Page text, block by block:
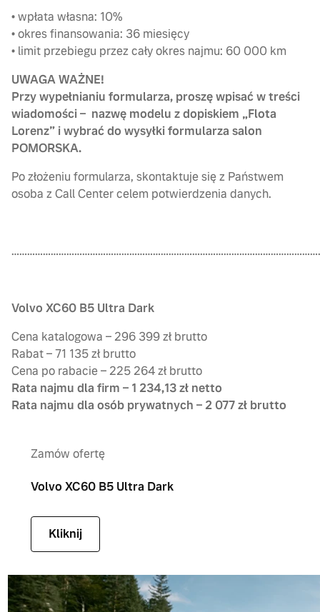
• wpłata własna: 10%
• okres finansowania: 36 miesięcy
• limit przebiegu przez cały okres najmu: 60 000 km
UWAGA WAŻNE!
Przy wypełnianiu formularza, proszę wpisać w treści
wiadomości – nazwę modelu z dopiskiem „Flota
Lorenz” i wybrać do wysyłki formularza salon
POMORSKA.
Po złożeniu formularza, skontaktuje się z Państwem
osoba z Call Center celem potwierdzenia danych.
Volvo XC60 B5 Ultra Dark
Cena katalogowa – 296 399 zł brutto
Rabat – 71 135 zł brutto
Cena po rabacie – 225 264 zł brutto
Rata najmu dla firm – 1 234,13 zł netto
Rata najmu dla osób prywatnych – 2 077 zł brutto
Zamów ofertę
Volvo XC60 B5 Ultra Dark
Kliknij